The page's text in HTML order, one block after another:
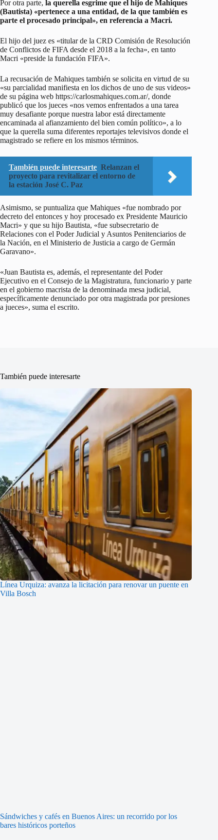
Por otra parte, la querella esgrime que el hijo de Mahiques
(Bautista) «pertenece a una entidad, de la que también es
parte el procesado principal», en referencia a Macri.
El hijo del juez es «titular de la CRD Comisión de Resolución
de Conflictos de FIFA desde el 2018 a la fecha», en tanto
Macri «preside la fundación FIFA».
La recusación de Mahiques también se solicita en virtud de su
«su parcialidad manifiesta en los dichos de uno de sus videos»
de su página web https://carlosmahiques.com.ar/, donde
publicó que los jueces «nos vemos enfrentados a una tarea
muy desafiante porque nuestra labor está directamente
encaminada al afianzamiento del bien común político», a lo
que la querella suma diferentes reportajes televisivos donde el
magistrado se refiere en los mismos términos.
También puede interesarte Relanzan el
proyecto para revitalizar el entorno de
la estación José C. Paz
Asimismo, se puntualiza que Mahiques «fue nombrado por
decreto del entonces y hoy procesado ex Presidente Mauricio
Macri» y que su hijo Bautista, «fue subsecretario de
Relaciones con el Poder Judicial y Asuntos Penitenciarios de
la Nación, en el Ministerio de Justicia a cargo de Germán
Garavano».
«Juan Bautista es, además, el representante del Poder
Ejecutivo en el Consejo de la Magistratura, funcionario y parte
en el gobierno macrista de la denominada mesa judicial,
específicamente denunciado por otra magistrada por presiones
a jueces», suma el escrito.
También puede interesarte
Línea Urquiza: avanza la licitación para renovar un puente en
Villa Bosch
Sándwiches y cafés en Buenos Aires: un recorrido por los
bares históricos porteños